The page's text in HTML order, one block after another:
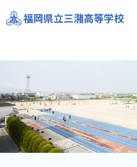
福岡県立三潴高等学校